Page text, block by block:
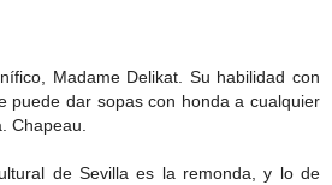
Madame Delikat. Su habilidad con
puede dar sopas con honda a cualquier
Chapeau.
de Sevilla es la remonda, y lo de